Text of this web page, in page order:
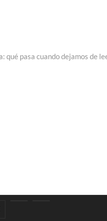
qué pasa cuando dejamos de